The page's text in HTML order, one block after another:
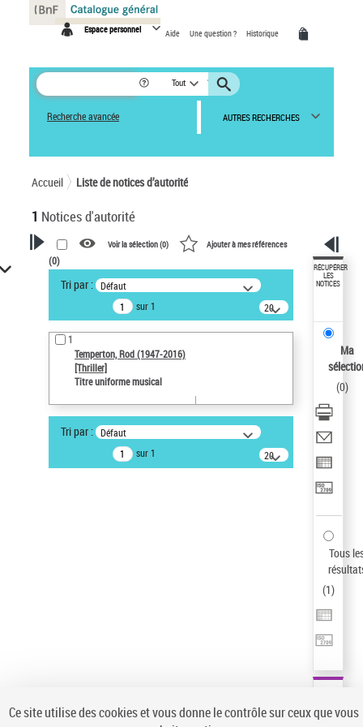
Espace personnel Aide Une question ? Historique
Tout
Recherche avancée AUTRES RECHERCHES
Accueil Liste de notices d’autorité
1 Notices d'autorité
VOTRE RECHERCHE
Recherche avancée dans les
notices d’autorité
Œuvres liées à l'auteur :
Temperton, Rod (1947-2016)
Type de notice d'autorité
Voir la sélection (0) Ajouter à mes références
(0)
Tri par : Défaut
sur 1
20
résultats/page
1
Temperton, Rod (1947-2016)
[Thriller]
Titre uniforme musical
Tri par : Défaut
sur 1
20
résultats/page
RÉCUPÉRER
LES
NOTICES
Ma
(0)
Tous
(1)
Panneau de gestion des cookies
Ce site utilise des cookies et vous donne le contrôle sur ceux que vous